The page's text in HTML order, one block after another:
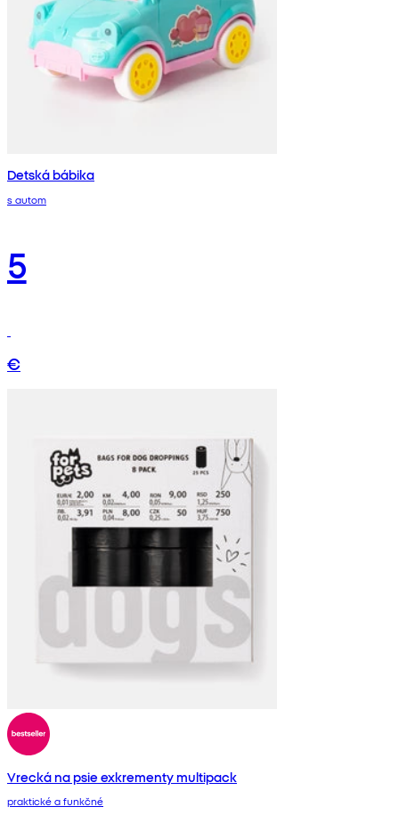
Detská bábika
s autom
5
€
Vrecká na psie exkrementy multipack
praktické a funkčné